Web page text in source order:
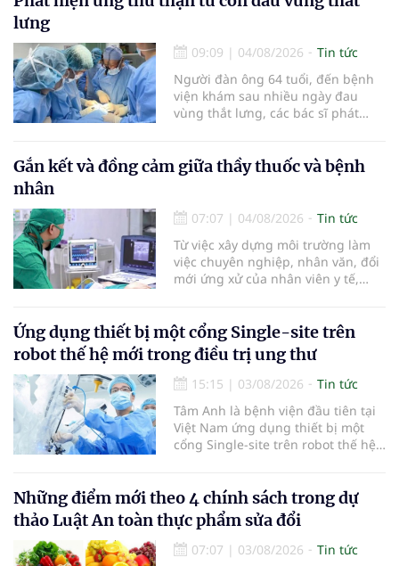
báo cáo tại Hội thảo khoa học cập
tiêu hóa - gan mật vừa diễn ra
ngày 1/8 tại Bệnh viện Đại học
quốc tế Hồng Bàng.
lưng
09:09 | 04/08/2026
Tin tức
Người đàn ông 64 tuổi, đến bệnh
viện khám sau nhiều ngày đau
vùng thắt lưng, các bác sĩ phát
biểu mô tế bào thận. Với khối u còn
ở giai đoạn sớm, người bệnh được
bằng phẫu thuật robot thay vì phải
cắt bỏ toàn bộ quả thận như trước
đây.
Gắn kết và đồng cảm giữa thầy thuốc và bệnh
nhân
07:07 | 04/08/2026
Tin tức
Từ việc xây dựng môi trường làm
việc chuyên nghiệp, nhân văn, đổi
mới ứng xử của nhân viên y tế,
đồng cảm, gắn kết cao giữa thầy
thuốc với bệnh nhân.
Ứng dụng thiết bị một cổng Single-site trên
robot thế hệ mới trong điều trị ung thư
15:15 | 03/08/2026
Tin tức
Tâm Anh là bệnh viện đầu tiên tại
Việt Nam ứng dụng thiết bị một
cổng Single-site trên robot thế hệ
Những điểm mới theo 4 chính sách trong dự
thảo Luật An toàn thực phẩm sửa đổi
07:07 | 03/08/2026
Tin tức